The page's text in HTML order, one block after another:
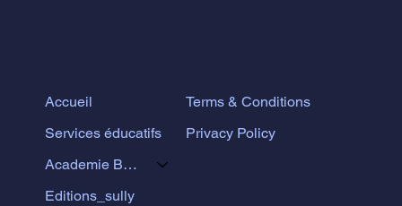
Accueil
Services éducatifs
Academie Bonbet
Editions_sully
Terms & Conditions
Privacy Policy